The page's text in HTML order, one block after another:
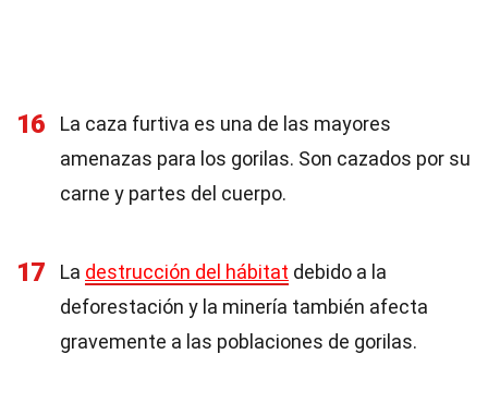
16
La caza furtiva es una de las mayores
amenazas para los gorilas. Son cazados por su
carne y partes del cuerpo.
17 La destrucción del hábitat debido a la
deforestación y la minería también afecta
gravemente a las poblaciones de gorilas.